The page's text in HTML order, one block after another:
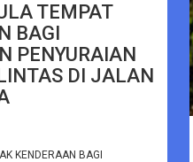
TEMPAT
BAGI
PENYURAIAN
DI JALAN
KENDERAAN BAGI